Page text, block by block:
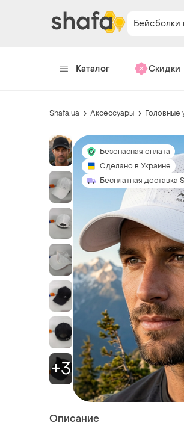
Каталог Скидки
Shafa.ua Аксессуары Головные
+3
Безопасная оплата
Сделано в Украине
Бесплатная доставка
Описание